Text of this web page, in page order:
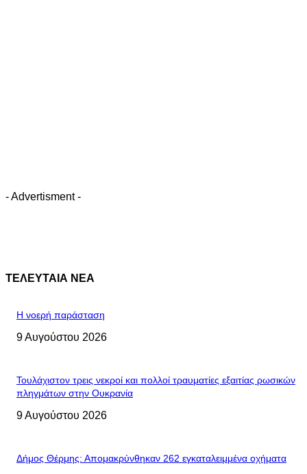
- Advertisment -
ΤΕΛΕΥΤΑΙΑ ΝΕΑ
Η νοερή παράσταση
9 Αυγούστου 2026
Τουλάχιστον τρεις νεκροί και πολλοί τραυματίες εξαιτίας ρωσικών
πληγμάτων στην Ουκρανία
9 Αυγούστου 2026
Δήμος Θέρμης: Απομακρύνθηκαν 262 εγκαταλειμμένα οχήματα